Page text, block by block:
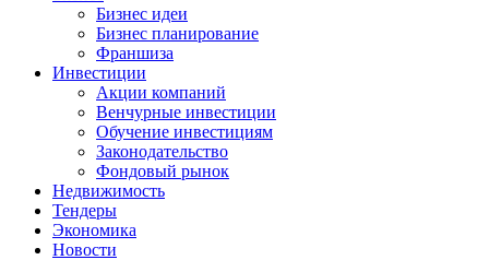
Бизнес идеи
Бизнес планирование
Франшиза
Инвестиции
Акции компаний
Венчурные инвестиции
Обучение инвестициям
Законодательство
Фондовый рынок
Недвижимость
Тендеры
Экономика
Новости